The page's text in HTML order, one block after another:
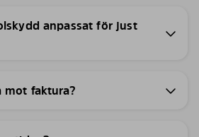
anpassat för just
mot faktura?